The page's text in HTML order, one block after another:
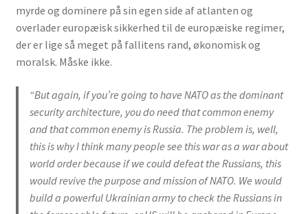
myrde og dominere på sin egen side af atlanten og
overlader europæisk sikkerhed til de europæiske regimer,
der er lige så meget på fallitens rand, økonomisk og
moralsk. Måske ikke.
“But again, if you’re going to have NATO as the dominant
security architecture, you do need that common enemy
and that common enemy is Russia. The problem is, well,
this is why I think many people see this war as a war about
world order because if we could defeat the Russians, this
would revive the purpose and mission of NATO. We would
build a powerful Ukrainian army to check the Russians in